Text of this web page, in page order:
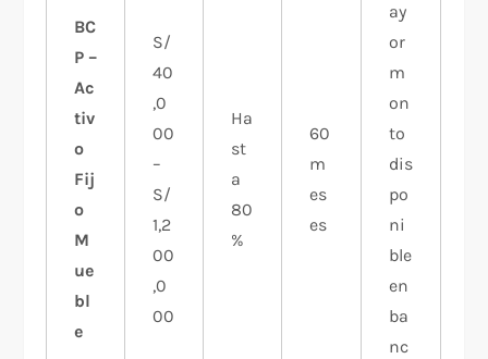
BC
P –
Ac
tiv
o
Fij
o
M
ue
bl
e
S/
40
,0
00
–
S/
1,2
00
,0
00
Ha
st
a
80
%
60
m
es
es
ay
or
m
on
to
dis
po
ni
ble
en
ba
nc